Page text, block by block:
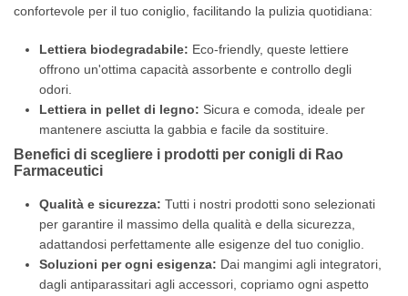
confortevole per il tuo coniglio, facilitando la pulizia quotidiana:
Lettiera biodegradabile: Eco-friendly, queste lettiere
offrono un'ottima capacità assorbente e controllo degli
odori.
Lettiera in pellet di legno: Sicura e comoda, ideale per
mantenere asciutta la gabbia e facile da sostituire.
Benefici di scegliere i prodotti per conigli di Rao
Farmaceutici
Qualità e sicurezza: Tutti i nostri prodotti sono selezionati
per garantire il massimo della qualità e della sicurezza,
adattandosi perfettamente alle esigenze del tuo coniglio.
Soluzioni per ogni esigenza: Dai mangimi agli integratori,
dagli antiparassitari agli accessori, copriamo ogni aspetto